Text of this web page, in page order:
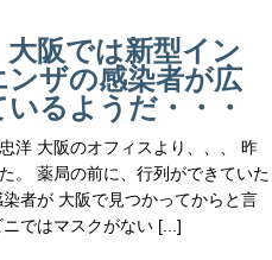
大阪では新型イン
ンザの感染者が広
るようだ・・・
洋 大阪のオフィスより、、、 昨
。 薬局の前に、行列ができていた
者が 大阪で見つかってからと言
ではマスクがない [...]